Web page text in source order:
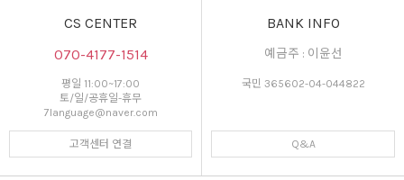
CS CENTER
070-4177-1514
평일 11:00~17:00
토/일/공휴일-휴무
7language@naver.com
고객센터 연결
BANK INFO
예금주 : 이윤선
국민 365602-04-044822
Q&A